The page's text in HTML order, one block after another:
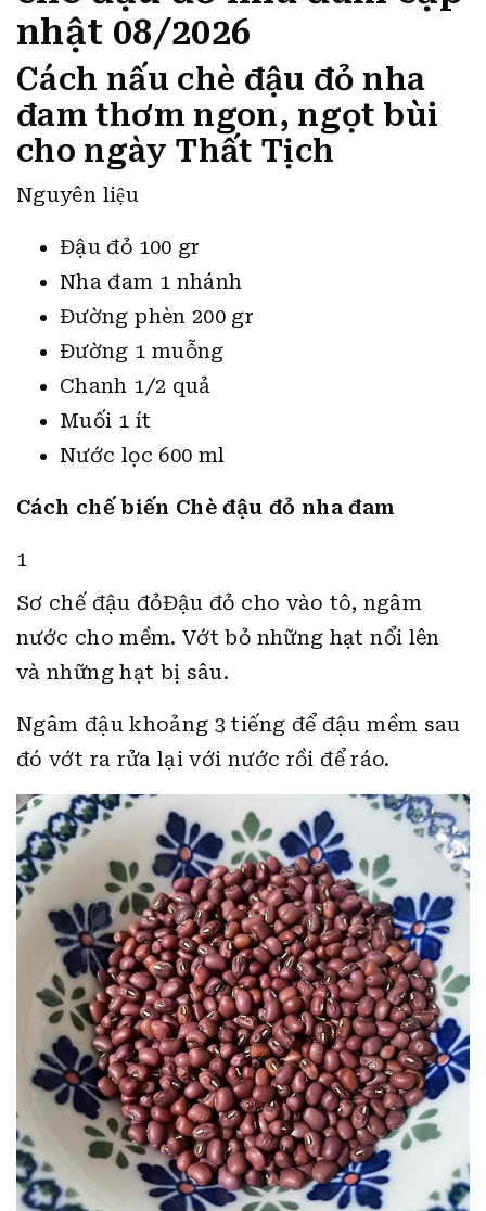
nhật 08/2026
Cách nấu chè đậu đỏ nha
đam thơm ngon, ngọt bùi
cho ngày Thất Tịch
Nguyên liệu
Đậu đỏ 100 gr
Nha đam 1 nhánh
Đường phèn 200 gr
Đường 1 muỗng
Chanh 1/2 quả
Muối 1 ít
Nước lọc 600 ml
Cách chế biến Chè đậu đỏ nha đam
1
Sơ chế đậu đỏĐậu đỏ cho vào tô, ngâm
nước cho mềm. Vớt bỏ những hạt nổi lên
và những hạt bị sâu.
Ngâm đậu khoảng 3 tiếng để đậu mềm sau
đó vớt ra rửa lại với nước rồi để ráo.